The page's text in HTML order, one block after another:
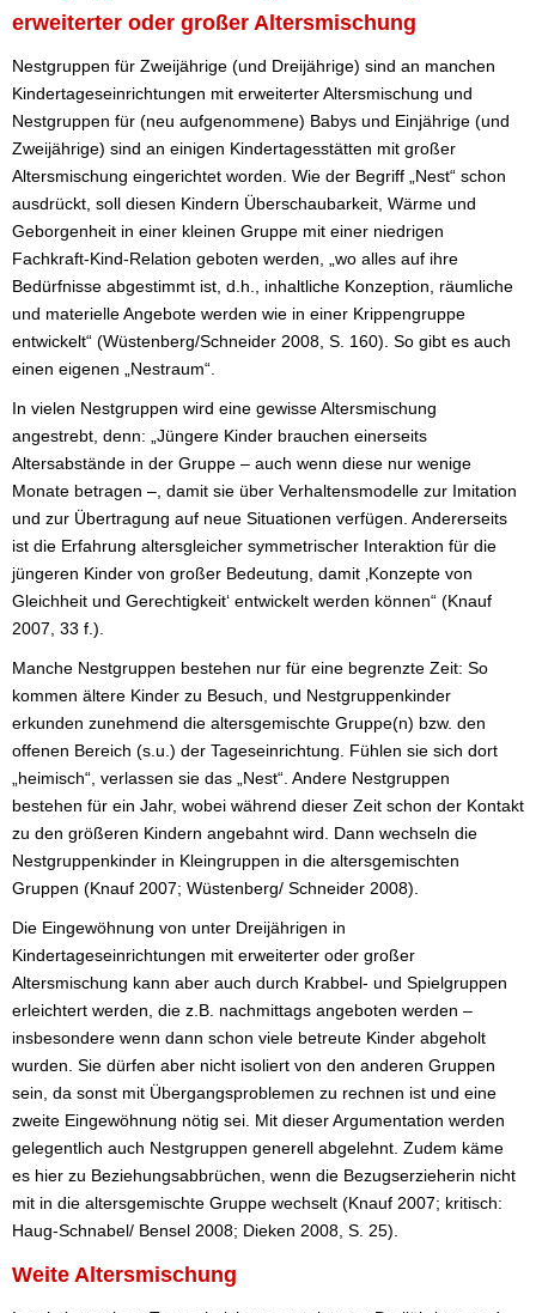
erweiterter oder großer Altersmischung
Nestgruppen für Zweijährige (und Dreijährige) sind an manchen
Kindertageseinrichtungen mit erweiterter Altersmischung und
Nestgruppen für (neu aufgenommene) Babys und Einjährige (und
Zweijährige) sind an einigen Kindertagesstätten mit großer
Altersmischung eingerichtet worden. Wie der Begriff „Nest“ schon
ausdrückt, soll diesen Kindern Überschaubarkeit, Wärme und
Geborgenheit in einer kleinen Gruppe mit einer niedrigen
Fachkraft-Kind-Relation geboten werden, „wo alles auf ihre
Bedürfnisse abgestimmt ist, d.h., inhaltliche Konzeption, räumliche
und materielle Angebote werden wie in einer Krippengruppe
entwickelt“ (Wüstenberg/Schneider 2008, S. 160). So gibt es auch
einen eigenen „Nestraum“.
In vielen Nestgruppen wird eine gewisse Altersmischung
angestrebt, denn: „Jüngere Kinder brauchen einerseits
Altersabstände in der Gruppe – auch wenn diese nur wenige
Monate betragen –, damit sie über Verhaltensmodelle zur Imitation
und zur Übertragung auf neue Situationen verfügen. Andererseits
ist die Erfahrung altersgleicher symmetrischer Interaktion für die
jüngeren Kinder von großer Bedeutung, damit ‚Konzepte von
Gleichheit und Gerechtigkeit‘ entwickelt werden können“ (Knauf
2007, 33 f.).
Manche Nestgruppen bestehen nur für eine begrenzte Zeit: So
kommen ältere Kinder zu Besuch, und Nestgruppenkinder
erkunden zunehmend die altersgemischte Gruppe(n) bzw. den
offenen Bereich (s.u.) der Tageseinrichtung. Fühlen sie sich dort
„heimisch“, verlassen sie das „Nest“. Andere Nestgruppen
bestehen für ein Jahr, wobei während dieser Zeit schon der Kontakt
zu den größeren Kindern angebahnt wird. Dann wechseln die
Nestgruppenkinder in Kleingruppen in die altersgemischten
Gruppen (Knauf 2007; Wüstenberg/ Schneider 2008).
Die Eingewöhnung von unter Dreijährigen in
Kindertageseinrichtungen mit erweiterter oder großer
Altersmischung kann aber auch durch Krabbel- und Spielgruppen
erleichtert werden, die z.B. nachmittags angeboten werden –
insbesondere wenn dann schon viele betreute Kinder abgeholt
wurden. Sie dürfen aber nicht isoliert von den anderen Gruppen
sein, da sonst mit Übergangsproblemen zu rechnen ist und eine
zweite Eingewöhnung nötig sei. Mit dieser Argumentation werden
gelegentlich auch Nestgruppen generell abgelehnt. Zudem käme
es hier zu Beziehungsabbrüchen, wenn die Bezugserzieherin nicht
mit in die altersgemischte Gruppe wechselt (Knauf 2007; kritisch:
Haug-Schnabel/ Bensel 2008; Dieken 2008, S. 25).
Weite Altersmischung